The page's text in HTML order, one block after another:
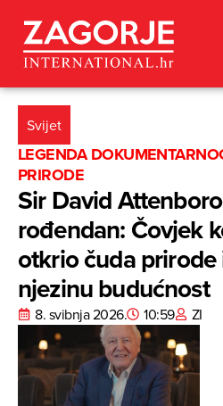
Svijet
LEGENDA
PRIRODE
Sir David
rođendan: Čovjek
otkrio čuda
njezinu budućnost
8. svibnja 2026. 10:59 ZI